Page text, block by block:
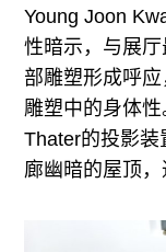
Young Joon
性暗示，与展
部雕塑形成呼
雕塑中的身体
Thater的投影装
廊幽暗的屋顶，